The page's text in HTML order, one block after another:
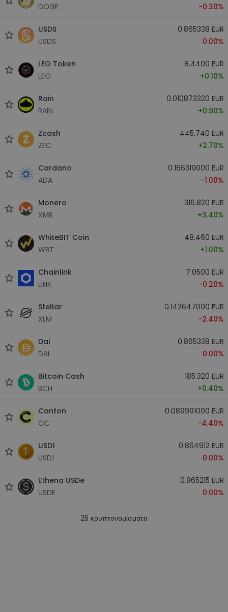
DOGE
-0.30%
USDS
USDS
0.865338 EUR
0.00%
LEO Token
LEO
8.4400 EUR
+0.10%
Rain
RAIN
0.010873320 EUR
+0.90%
Zcash
ZEC
445.740 EUR
+2.70%
Cardano
ADA
0.166319000 EUR
-1.00%
Monero
XMR
316.820 EUR
+3.40%
WhiteBIT Coin
WBT
48.460 EUR
+1.00%
Chainlink
LINK
7.0500 EUR
-0.20%
Stellar
XLM
0.142647000 EUR
-2.40%
Dai
DAI
0.865338 EUR
0.00%
Bitcoin Cash
BCH
185.320 EUR
+0.40%
Canton
CC
0.089991000 EUR
-4.40%
USD1
USD1
0.864912 EUR
0.00%
Ethena USDe
USDE
0.865215 EUR
0.00%
25 κρυπτονομίσματα